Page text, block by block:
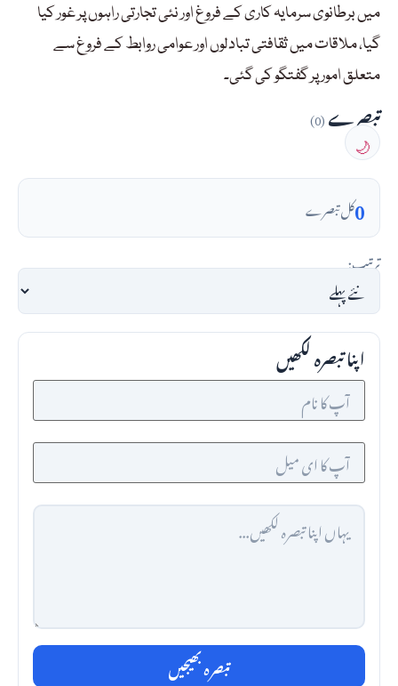
میں برطانوی سرمایہ کاری کے فروغ اور نئی تجارتی راہوں پر غور کیا
گیا، ملاقات میں ثقافتی تبادلوں اور عوامی روابط کے فروغ سے
متعلق امور پر گفتگو کی گئی۔
تبصرے(0)
🌙
0کل تبصرے
ترتیب:
اپنا تبصرہ لکھیں
تبصرہ بھیجیں